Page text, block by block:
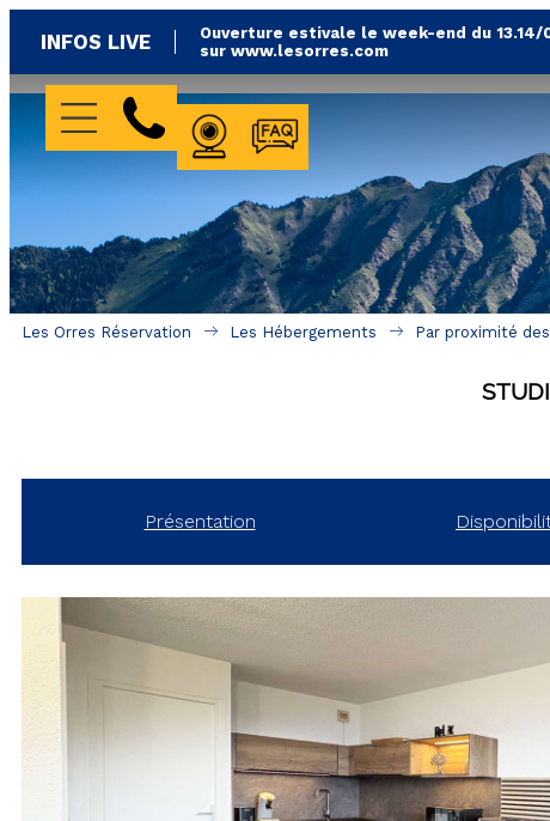
INFOS LIVE
Ouverture estivale le week-end du
sur www.lesorres.com
WEBCAMS
FAQ
Les Orres Réservation Les Hébergements Par proximité
Présentation